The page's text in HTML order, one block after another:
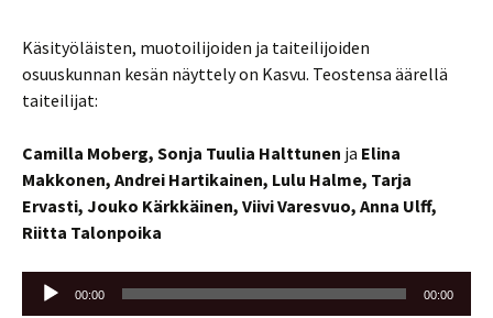
Käsityöläisten, muotoilijoiden ja taiteilijoiden
osuuskunnan kesän näyttely on Kasvu. Teostensa äärellä
taiteilijat:
Camilla Moberg, Sonja Tuulia Halttunen ja Elina
Makkonen, Andrei Hartikainen, Lulu Halme, Tarja
Ervasti, Jouko Kärkkäinen, Viivi Varesvuo, Anna Ulff,
Riitta Talonpoika
Äänitoistin
00:00 00:00